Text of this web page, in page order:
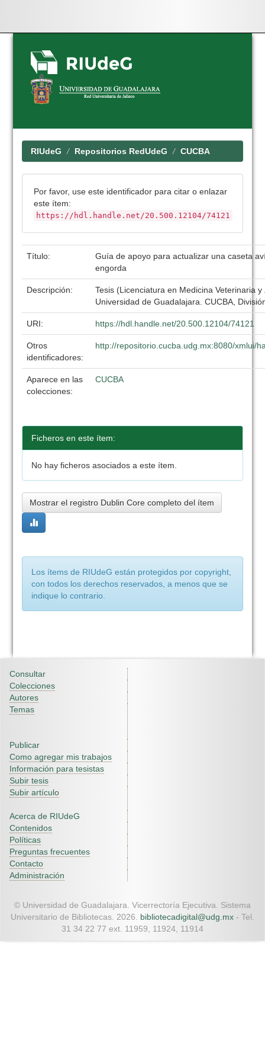
Skip
navigation
RIUdeG Repositorios RedUdeG CUCBA
Por favor, use este identificador para citar o enlazar
este ítem:
https://hdl.handle.net/20.500.12104/74121
Título:
Guía de apoyo para actualizar una caseta
engorda
Descripción:
Tesis (Licenciatura en Medicina Veterinaria
Universidad de Guadalajara. CUCBA,
URI: https://hdl.handle.net/20.500.12104/74121
Otros
identificadores:
http://repositorio.cucba.udg.mx:8080/xmlui/
Aparece en las
colecciones:
CUCBA
Ficheros en este ítem:
No hay ficheros asociados a este ítem.
Mostrar el registro Dublin Core completo del ítem
Los ítems de RIUdeG están protegidos por copyright,
con todos los derechos reservados, a menos que se
indique lo contrario.
Consultar
Colecciones
Autores
Temas
Publicar
Como agregar mis trabajos
Información para tesistas
Subir tesis
Subir artículo
Acerca de RIUdeG
Contenidos
Políticas
Preguntas frecuentes
Contacto
Administración
© Universidad de Guadalajara. Vicerrectoría Ejecutiva. Sistema
Universitario de Bibliotecas. 2026. bibliotecadigital@udg.mx - Tel.
31 34 22 77 ext. 11959, 11924, 11914